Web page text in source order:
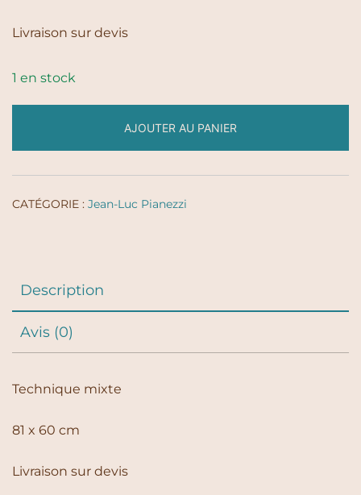
Livraison sur devis
1 en stock
AJOUTER AU PANIER
CATÉGORIE : Jean-Luc Pianezzi
Description
Avis (0)
Technique mixte
81 x 60 cm
Livraison sur devis